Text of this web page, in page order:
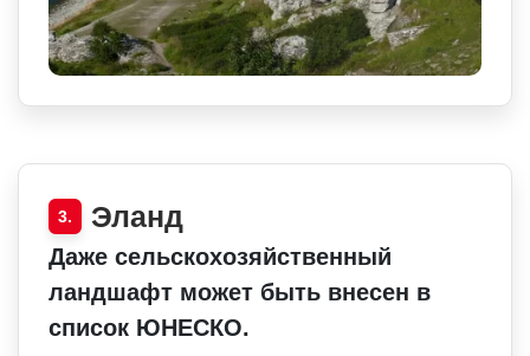
3. Эланд
Даже сельскохозяйственный
ландшафт может быть внесен в
список ЮНЕСКО.